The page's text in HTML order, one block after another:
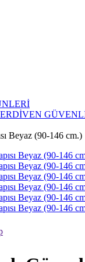
Beyaz (90-146 cm.)